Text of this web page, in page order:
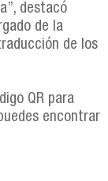
destacó
de la
de los
QR para
encontrar